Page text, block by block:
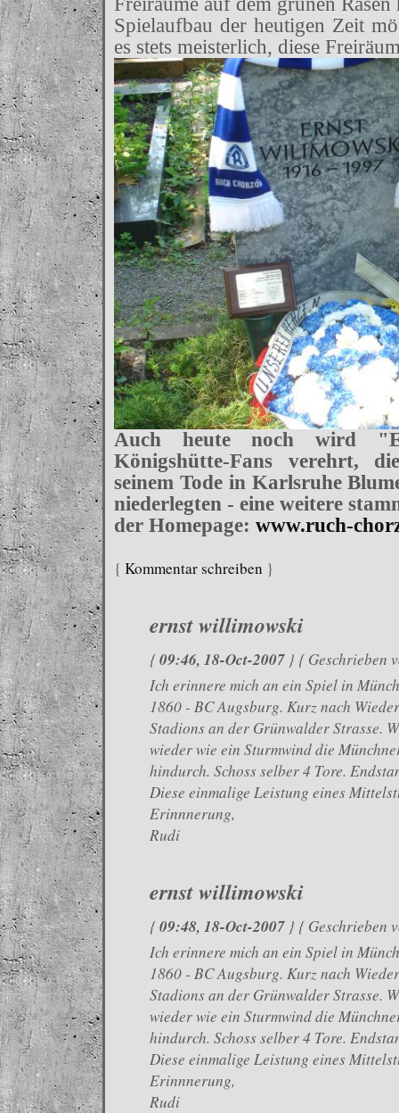
Spielaufbau der heutigen Zeit
es stets meisterlich, diese
Auch heute noch wird
Königshütte-Fans verehrt,
seinem Tode in Karlsruhe
niederlegten - eine weitere
der Homepage: www.ruch-
{ Kommentar schreiben }
ernst willimowski
{09:46, 18-Oct-2007 } { Geschrieben
Ich erinnere mich an ein Spiel in
1860 - BC Augsburg. Kurz nach
Stadions an der Grünwalder Strasse.
wieder wie ein Sturmwind die
hindurch. Schoss selber 4 Tore.
Diese einmalige Leistung eines
Erinnnerung,
Rudi
ernst willimowski
{09:48, 18-Oct-2007 } { Geschrieben
Ich erinnere mich an ein Spiel in
1860 - BC Augsburg. Kurz nach
Stadions an der Grünwalder Strasse.
wieder wie ein Sturmwind die
hindurch. Schoss selber 4 Tore.
Diese einmalige Leistung eines
Erinnnerung,
Rudi